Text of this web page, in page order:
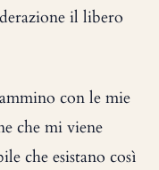
il libero
con le mie
che mi viene
che esistano così